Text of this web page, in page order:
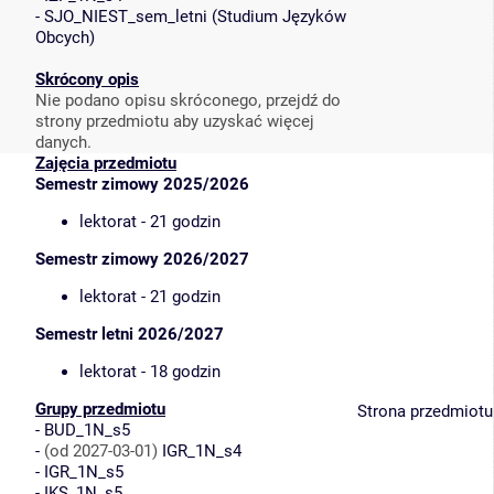
- SJO_NIEST_sem_letni (Studium Języków
Obcych)
Skrócony opis
Nie podano opisu skróconego, przejdź do
strony przedmiotu aby uzyskać więcej
danych.
Zajęcia przedmiotu
Semestr zimowy 2025/2026
lektorat - 21 godzin
Semestr zimowy 2026/2027
lektorat - 21 godzin
Semestr letni 2026/2027
lektorat - 18 godzin
Grupy przedmiotu
- BUD_1N_s5
- (od 2027-03-01) IGR_1N_s4
- IGR_1N_s5
Strona przedmiotu